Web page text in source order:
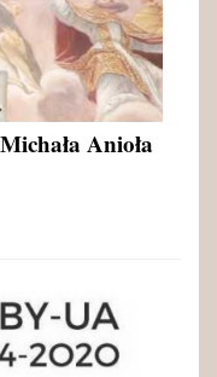
Anioła